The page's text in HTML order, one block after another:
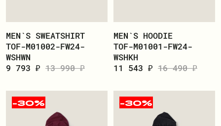
MEN`S SWEATSHIRT
TOF-M01002-FW24-
WSHWN
9 793 ₽ 13 990 ₽
MEN`S HOODIE
TOF-M01001-FW24-
WSHKH
11 543 ₽ 16 490 ₽
-30% -30%